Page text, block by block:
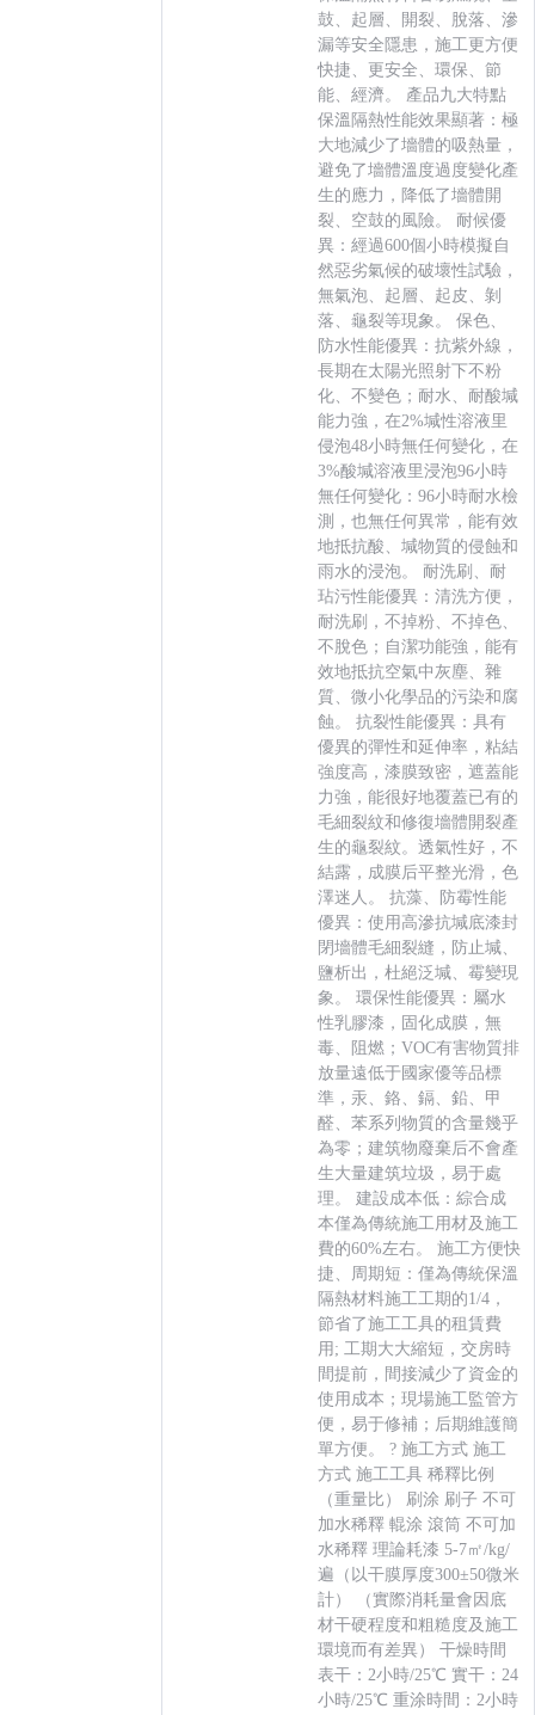
鼓、起層、開裂、脫落、滲
漏等安全隱患，施工更方便
快捷、更安全、環保、節
能、經濟。 產品九大特點
保溫隔熱性能效果顯著：極
大地減少了墻體的吸熱量，
避免了墻體溫度過度變化產
生的應力，降低了墻體開
裂、空鼓的風險。 耐候優
異：經過600個小時模擬自
然惡劣氣候的破壞性試驗，
無氣泡、起層、起皮、剝
落、龜裂等現象。 保色、
防水性能優異：抗紫外線，
長期在太陽光照射下不粉
化、不變色；耐水、耐酸堿
能力強，在2%堿性溶液里
侵泡48小時無任何變化，在
3%酸堿溶液里浸泡96小時
無任何變化：96小時耐水檢
測，也無任何異常，能有效
地抵抗酸、堿物質的侵蝕和
雨水的浸泡。 耐洗刷、耐
玷污性能優異：清洗方便，
耐洗刷，不掉粉、不掉色、
不脫色；自潔功能強，能有
效地抵抗空氣中灰塵、雜
質、微小化學品的污染和腐
蝕。 抗裂性能優異：具有
優異的彈性和延伸率，粘結
強度高，漆膜致密，遮蓋能
力強，能很好地覆蓋已有的
毛細裂紋和修復墻體開裂產
生的龜裂紋。透氣性好，不
結露，成膜后平整光滑，色
澤迷人。 抗藻、防霉性能
優異：使用高滲抗堿底漆封
閉墻體毛細裂縫，防止堿、
鹽析出，杜絕泛堿、霉變現
象。 環保性能優異：屬水
性乳膠漆，固化成膜，無
毒、阻燃；VOC有害物質排
放量遠低于國家優等品標
準，汞、鉻、鎘、鉛、甲
醛、苯系列物質的含量幾乎
為零；建筑物廢棄后不會產
生大量建筑垃圾，易于處
理。 建設成本低：綜合成
本僅為傳統施工用材及施工
費的60%左右。 施工方便快
捷、周期短：僅為傳統保溫
隔熱材料施工工期的1/4，
節省了施工工具的租賃費
用; 工期大大縮短，交房時
間提前，間接減少了資金的
使用成本；現場施工監管方
便，易于修補；后期維護簡
單方便。 ? 施工方式 施工
方式 施工工具 稀釋比例
（重量比） 刷涂 刷子 不可
加水稀釋 輥涂 滾筒 不可加
水稀釋 理論耗漆 5-7㎡/kg/
遍（以干膜厚度300±50微米
計） （實際消耗量會因底
材干硬程度和粗糙度及施工
環境而有差異） 干燥時間
表干：2小時/25℃ 實干：24
小時/25℃ 重涂時間：2小時